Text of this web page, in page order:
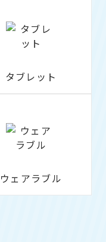
タブレット
ウェアラブル